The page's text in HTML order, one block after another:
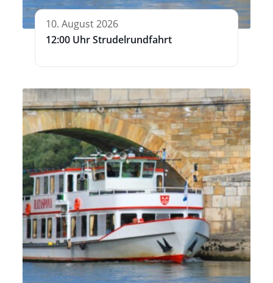
10. August 2026
12:00 Uhr Strudelrundfahrt